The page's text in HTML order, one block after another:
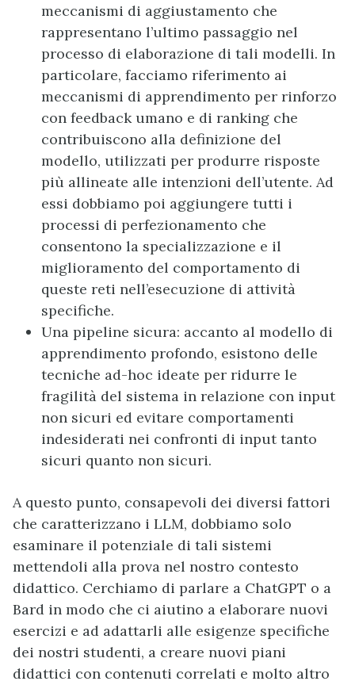
meccanismi di aggiustamento che
rappresentano l’ultimo passaggio nel
processo di elaborazione di tali modelli. In
particolare, facciamo riferimento ai
meccanismi di apprendimento per rinforzo
con feedback umano e di ranking che
contribuiscono alla definizione del
modello, utilizzati per produrre risposte
più allineate alle intenzioni dell’utente. Ad
essi dobbiamo poi aggiungere tutti i
processi di perfezionamento che
consentono la specializzazione e il
miglioramento del comportamento di
queste reti nell’esecuzione di attività
specifiche.
Una pipeline sicura: accanto al modello di
apprendimento profondo, esistono delle
tecniche ad-hoc ideate per ridurre le
fragilità del sistema in relazione con input
non sicuri ed evitare comportamenti
indesiderati nei confronti di input tanto
sicuri quanto non sicuri.
A questo punto, consapevoli dei diversi fattori
che caratterizzano i LLM, dobbiamo solo
esaminare il potenziale di tali sistemi
mettendoli alla prova nel nostro contesto
didattico. Cerchiamo di parlare a ChatGPT o a
Bard in modo che ci aiutino a elaborare nuovi
esercizi e ad adattarli alle esigenze specifiche
dei nostri studenti, a creare nuovi piani
didattici con contenuti correlati e molto altro